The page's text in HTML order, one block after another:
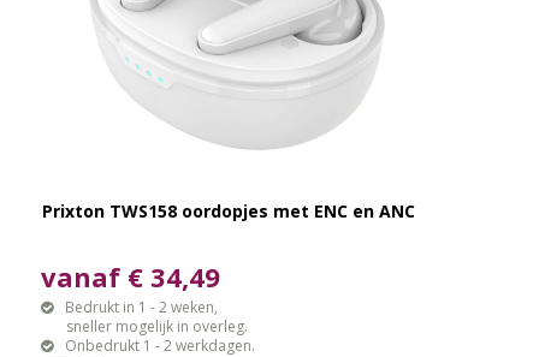
Prixton TWS158 oordopjes met ENC en ANC
vanaf € 34,49
Bedrukt in 1 - 2 weken,
sneller mogelijk in overleg.
Onbedrukt 1 - 2 werkdagen.